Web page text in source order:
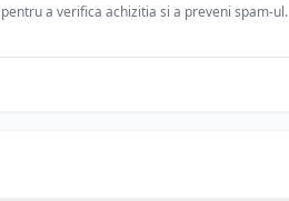
a verifica achizitia si a preveni spam-ul.